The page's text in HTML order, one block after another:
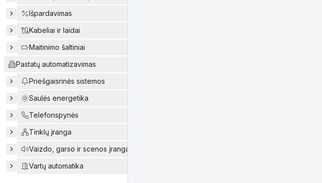
Išpardavimas
Kabeliai ir laidai
Maitinimo šaltiniai
Pastatų automatizavimas
Priešgaisrinės sistemos
Saulės energetika
Telefonspynės
Tinklų įranga
Vaizdo, garso ir scenos įranga
Vartų automatika